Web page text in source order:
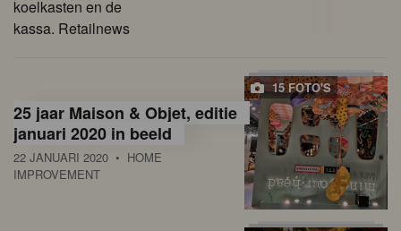
koelkasten en de
kassa. Retailnews
15 FOTO'S
25 jaar Maison & Objet, editie
januari 2020 in beeld
22 JANUARI 2020 • HOME
IMPROVEMENT